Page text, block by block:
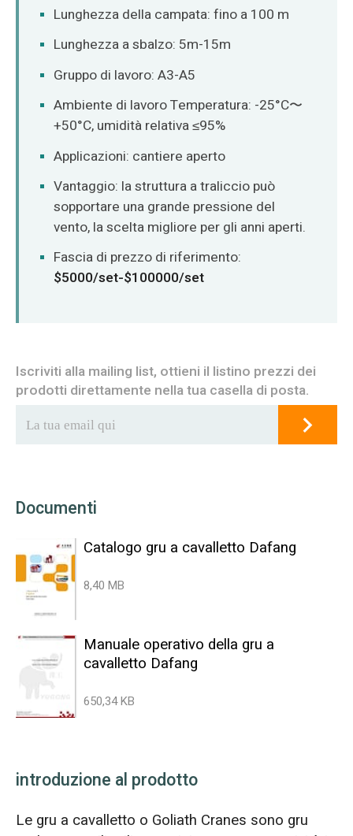
Lunghezza della campata: fino a 100 m
Lunghezza a sbalzo: 5m-15m
Gruppo di lavoro: A3-A5
Ambiente di lavoro Temperatura: -25°C〜
+50°C, umidità relativa ≤95%
Applicazioni: cantiere aperto
Vantaggio: la struttura a traliccio può
sopportare una grande pressione del
vento, la scelta migliore per gli anni aperti.
Fascia di prezzo di riferimento:
$5000/set-$100000/set
Iscriviti alla mailing list, ottieni il listino prezzi dei
prodotti direttamente nella tua casella di posta.
Documenti
Catalogo gru a cavalletto Dafang
8,40 MB
Manuale operativo della gru a
cavalletto Dafang
650,34 KB
introduzione al prodotto
Le gru a cavalletto o Goliath Cranes sono gru